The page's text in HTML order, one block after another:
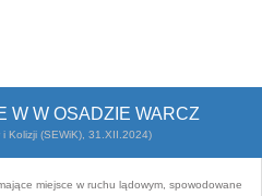
W W OSADZIE WARCZ
i Kolizji (SEWiK), 31.XII.2024)
miejsce w ruchu lądowym, spowodowane